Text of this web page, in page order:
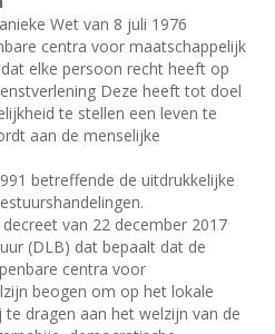
Wet van 8 juli 1976
centra voor maatschappelijk
elke persoon recht heeft op
Deze heeft tot doel
te stellen een leven te
aan de menselijke
betreffende de uitdrukkelijke
van 22 december 2017
(DLB) dat bepaalt dat de
centra voor
beogen om op het lokale
dragen aan het welzijn van de